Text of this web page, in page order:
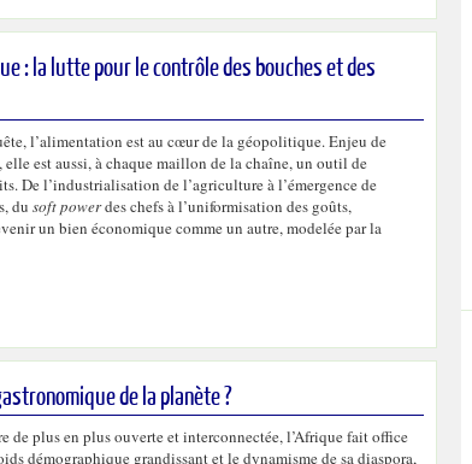
: la lutte pour le contrôle des bouches et des
l’alimentation est au cœur de la géopolitique. Enjeu de
est aussi, à chaque maillon de la chaîne, un outil de
De l’industrialisation de l’agriculture à l’émergence de
dusoft powerdes chefs à l’uniformisation des goûts,
un bien économique comme un autre, modelée par la
de la planète ?
de plus en plus ouverte et interconnectée, l’Afrique fait office
démographique grandissant et le dynamisme de sa diaspora,